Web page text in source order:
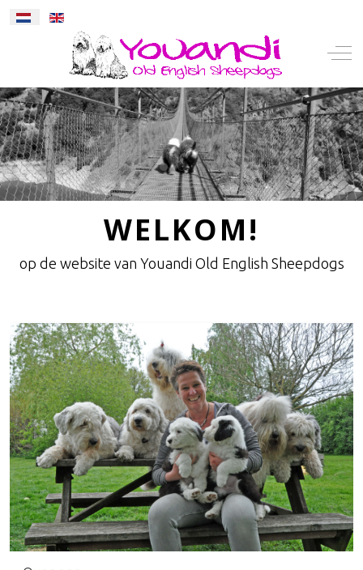
Selecteer de taal
Mobile Menu Toggle Off-
WELKOM!
op de website van Youandi Old English Sheepdogs